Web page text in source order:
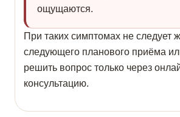
ощущаются.
При таких симптомах не следует
следующего планового приёма
решить вопрос только через
консультацию.